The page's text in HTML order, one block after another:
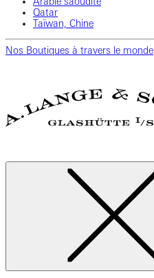
Qatar
Taïwan, Chine
Nos Boutiques à travers le monde